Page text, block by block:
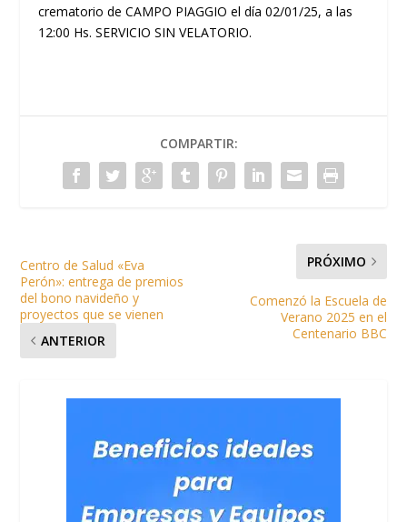
crematorio de CAMPO PIAGGIO el día 02/01/25, a las
12:00 Hs. SERVICIO SIN VELATORIO.
COMPARTIR:
Centro de Salud «Eva
Perón»: entrega de premios
del bono navideño y
proyectos que se vienen
ANTERIOR
PRÓXIMO
Comenzó la Escuela de
Verano 2025 en el
Centenario BBC